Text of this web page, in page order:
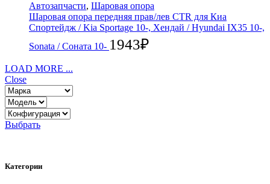
Автозапчасти, Шаровая опора
Шаровая опора передняя прав/лев CTR для Киа
Спортейдж / Kia Sportage 10-, Хендай / Hyundai IX35 10-,
Sonata / Соната 10- 1943₽
LOAD MORE ...
Close
Выбрать
Категории